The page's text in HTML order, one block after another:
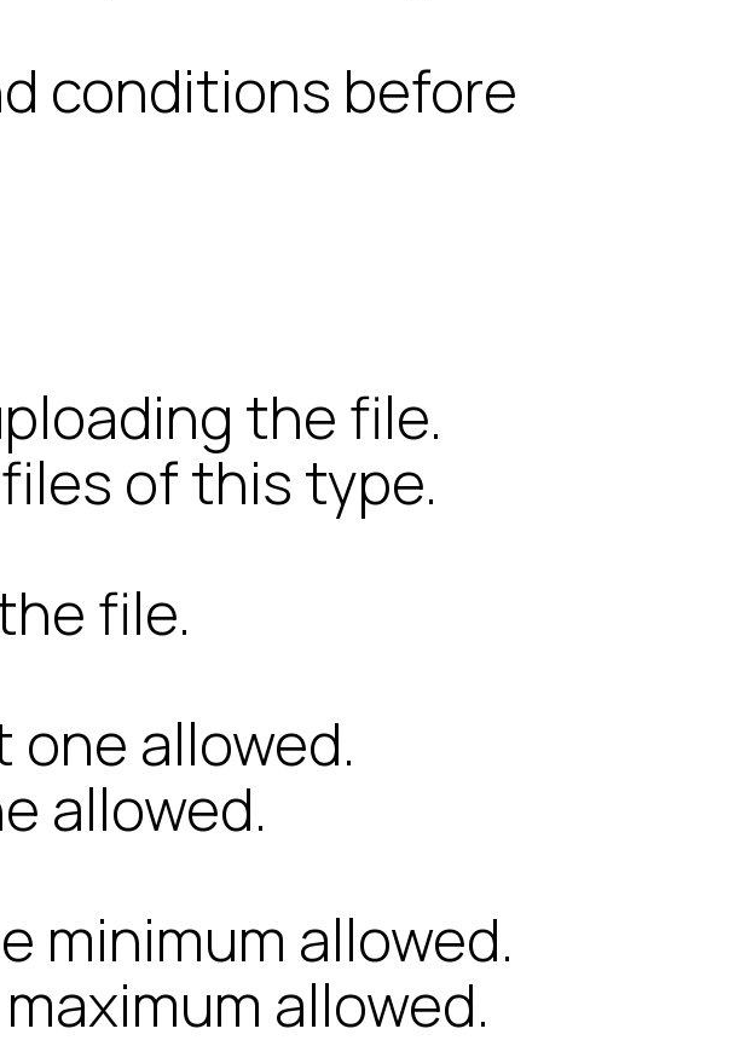
conditions before
the file.
of this type.
file.
allowed.
allowed.
minimum allowed.
allowed.